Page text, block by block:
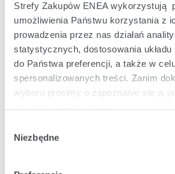
Strefy Zakupów ENEA wykorzystują
umożliwienia Państwu korzystania z
prowadzenia przez nas działań
statystycznych, dostosowania
do Państwa preferencji, a także w
spersonalizowanych treści. Zanim
wyboru prosimy o zapoznanie się w
Szczegółowe informacje na ten
zgody
Niezbędne
nowości z Grupy Enea w
skrzynce e-mail.
Zapisz się